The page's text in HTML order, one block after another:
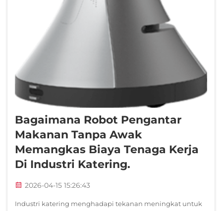
Bagaimana Robot Pengantar
Makanan Tanpa Awak
Memangkas Biaya Tenaga Kerja
Di Industri Katering.
2026-04-15 15:26:43
Industri katering menghadapi tekanan meningkat untuk